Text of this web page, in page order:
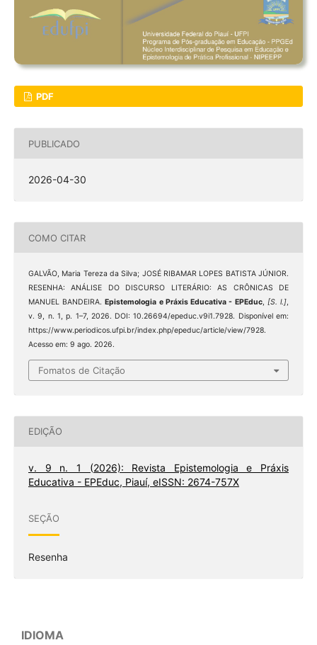
PDF
PUBLICADO
2026-04-30
COMO CITAR
GALVÃO, Maria Tereza da Silva; JOSÉ RIBAMAR LOPES BATISTA JÚNIOR.
RESENHA: ANÁLISE DO DISCURSO LITERÁRIO: AS CRÔNICAS DE
MANUEL BANDEIRA.Epistemologia e Práxis Educativa - EPEduc, [S. l.],
v. 9, n. 1, p. 1–7, 2026. DOI: 10.26694/epeduc.v9i1.7928. Disponível em:
https://www.periodicos.ufpi.br/index.php/epeduc/article/view/7928.
Acesso em: 9 ago. 2026.
Fomatos de Citação
EDIÇÃO
v. 9 n. 1 (2026): Revista Epistemologia e Práxis
Educativa - EPEduc, Piauí, eISSN: 2674-757X
SEÇÃO
Resenha
IDIOMA